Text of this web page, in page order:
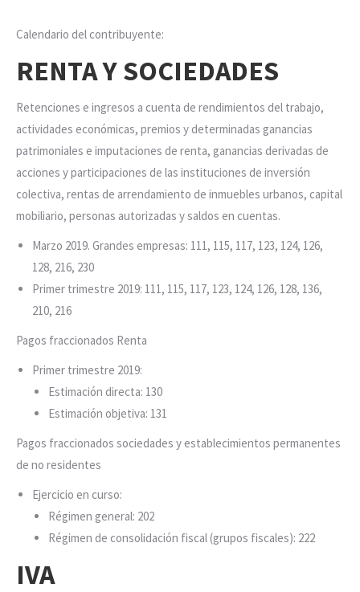
Calendario del contribuyente:
RENTA Y SOCIEDADES
Retenciones e ingresos a cuenta de rendimientos del trabajo,
actividades económicas, premios y determinadas ganancias
patrimoniales e imputaciones de renta, ganancias derivadas de
acciones y participaciones de las instituciones de inversión
colectiva, rentas de arrendamiento de inmuebles urbanos, capital
mobiliario, personas autorizadas y saldos en cuentas.
Marzo 2019. Grandes empresas: 111, 115, 117, 123, 124, 126,
128, 216, 230
Primer trimestre 2019: 111, 115, 117, 123, 124, 126, 128, 136,
210, 216
Pagos fraccionados Renta
Primer trimestre 2019:
Estimación directa: 130
Estimación objetiva: 131
Pagos fraccionados sociedades y establecimientos permanentes
de no residentes
Ejercicio en curso:
Régimen general: 202
Régimen de consolidación fiscal (grupos fiscales): 222
IVA